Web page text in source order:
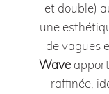
et double)
une
de vagues
Wave
raffinée,